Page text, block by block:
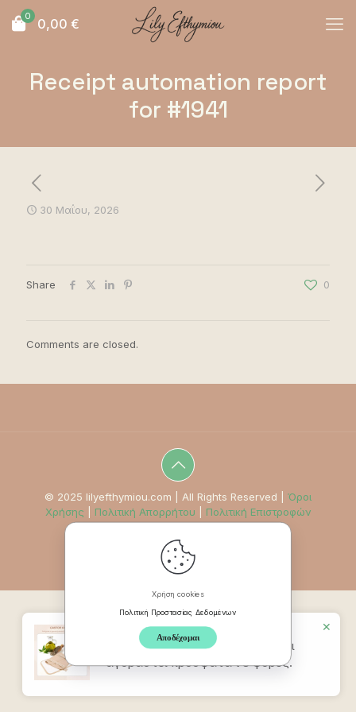
0 0,00 €
Receipt automation report
for #1941
30 Μαΐου, 2026
Share 0
Comments are closed.
© 2025 lilyefthymiou.com | All Rights Reserved | Όροι
Χρήσης
Πολιτική Απορρήτου Πολιτική Επιστροφών
Χρήση cookies
Πολιτική Προστασίας Δεδομένων
Αποδέχομαι
ΠροϊονΖώνη Καστορέλαιου
έχει
αγοραστεί πρόσφατα t 8 φορές.
✕